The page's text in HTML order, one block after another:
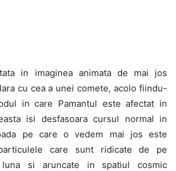
in imaginea animata de mai jos
cu cea a unei comete, acolo fiindu-
in care Pamantul este afectat in
isi desfasoara cursul normal in
pe care o vedem mai jos este
care sunt ridicate de pe
si aruncate in spatiul cosmic